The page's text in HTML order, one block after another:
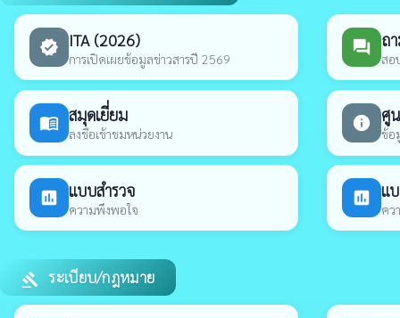
verified ITA (2026)
การเปิดเผยข้อมูลข่าวสารปี 2569
forum ถ
สอ
menu_book สมุดเยี่ยม
ลงชื่อเข้าชมหน่วยงาน
info ศู
ข้อ
poll แบบสำรวจ
ความพึงพอใจ
poll แ
คว
gavel ระเบียบ/กฎหมาย